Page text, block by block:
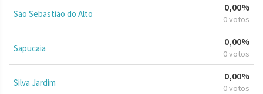
São Sebastião do Alto
0,00%
0 votos
Sapucaia
0,00%
0 votos
Silva Jardim
0,00%
0 votos